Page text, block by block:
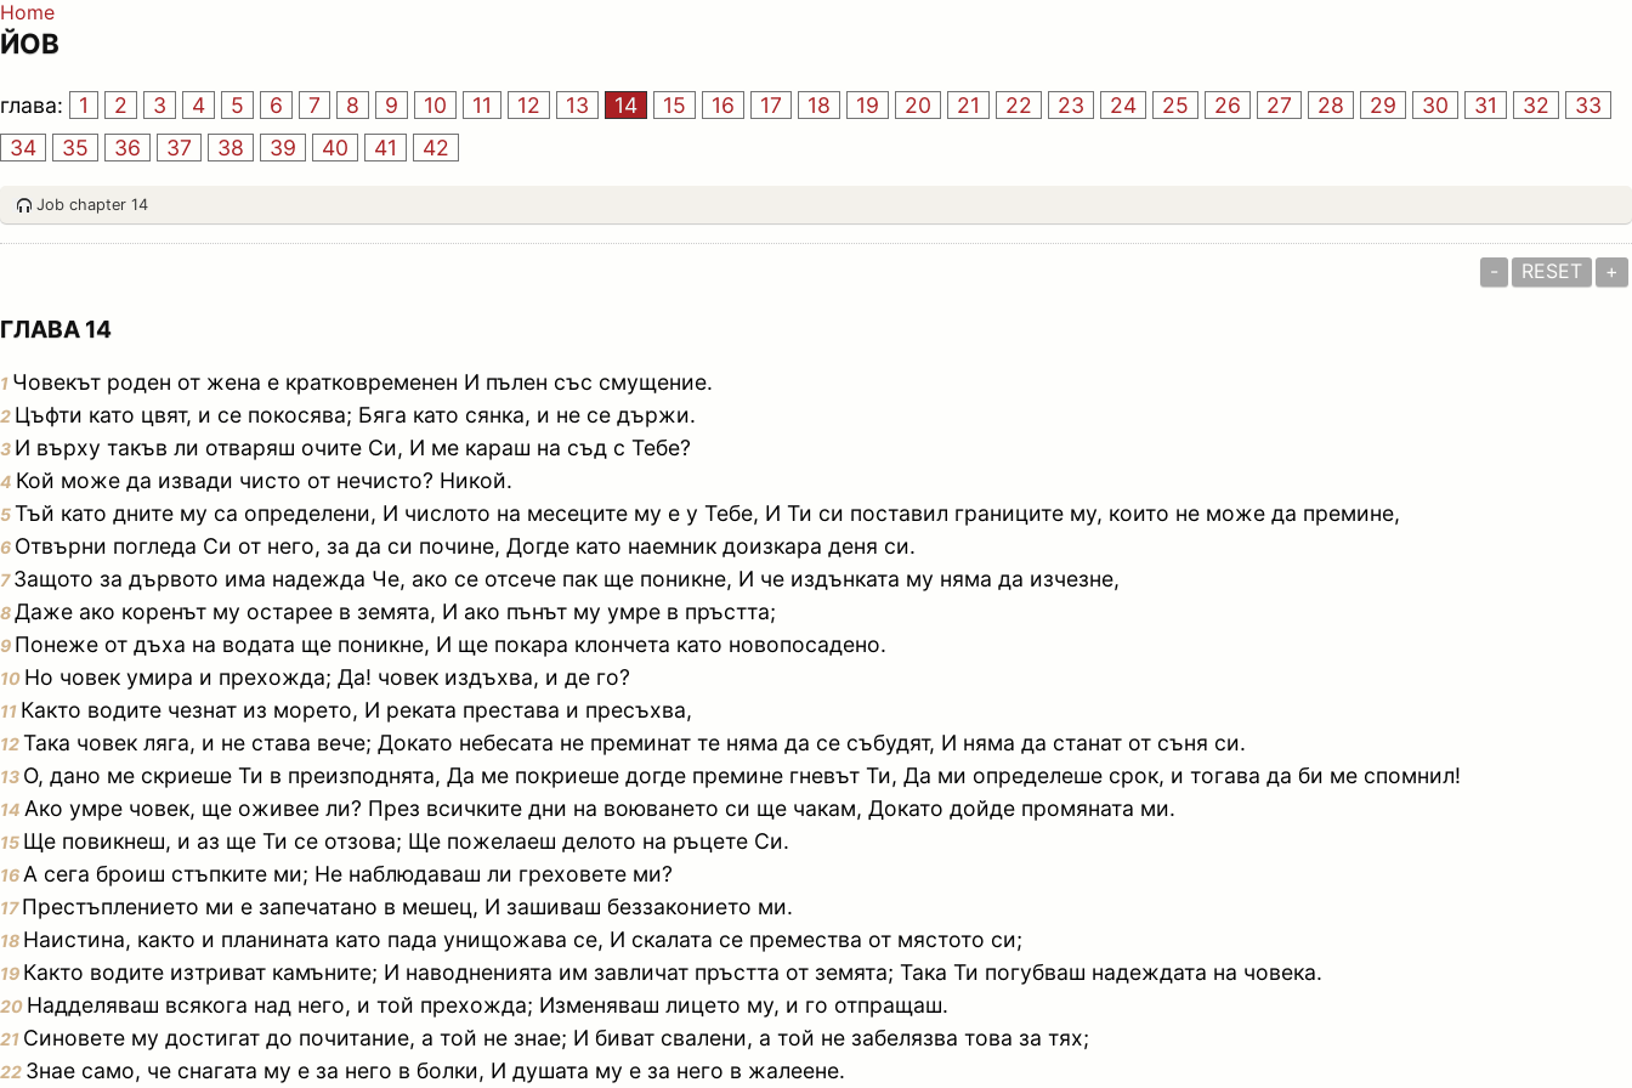
Home
ЙОВ
глава: 1 2 3 4 5 6 7 8 9 10 11 12 13 14 15 16 17 18 19 20 21 22 23 24 25 26 27 28 29 30 31 32
33
34
35 36 37 38 39 40 41 42
Job chapter 14
- RESET +
ГЛАВА 14
1 Човекът роден от жена е кратковременен И пълен със смущение.
2 Цъфти като цвят, и се покосява; Бяга като сянка, и не се държи.
3 И върху такъв ли отваряш очите Си, И ме караш на съд с Тебе?
4 Кой може да извади чисто от нечисто? Никой.
5Тъй като дните му са определени, И числото на месеците му е у Тебе, И Ти си поставил границите му, които не може да премине,
6 Отвърни погледа Си от него, за да си почине, Догде като наемник доизкара деня си.
7Защото за дървото има надежда Че, ако се отсече пак ще поникне, И че издънката му няма да изчезне,
8Даже ако коренът му остарее в земята, И ако пънът му умре в пръстта;
9 Понеже от дъха на водата ще поникне, И ще покара клончета като новопосадено.
10 Но човек умира и прехожда; Да! човек издъхва, и де го?
11 Както водите чезнат из морето, И реката престава и пресъхва,
12Така човек ляга, и не става вече; Докато небесата не преминат те няма да се събудят, И няма да станат от съня си.
13 О, дано ме скриеше Ти в преизподнята, Да ме покриеше догде премине гневът Ти, Да ми определеше срок, и тогава да би ме спомнил!
14 Ако умре човек, ще оживее ли? През всичките дни на воюването си ще чакам, Докато дойде промяната ми.
15 Ще повикнеш, и аз ще Ти се отзова; Ще пожелаеш делото на ръцете Си.
16 А сега броиш стъпките ми; Не наблюдаваш ли греховете ми?
17Престъплението ми е запечатано в мешец, И зашиваш беззаконието ми.
18 Наистина, както и планината като пада унищожава се, И скалата се премества от мястото си;
19 Както водите изтриват камъните; И наводненията им завличат пръстта от земята; Така Ти погубваш надеждата на човека.
20 Надделяваш всякога над него, и той прехожда; Изменяваш лицето му, и го отпращаш.
21 Синовете му достигат до почитание, а той не знае; И биват свалени, а той не забелязва това за тях;
22 Знае само, че снагата му е за него в болки, И душата му е за него в жалеене.